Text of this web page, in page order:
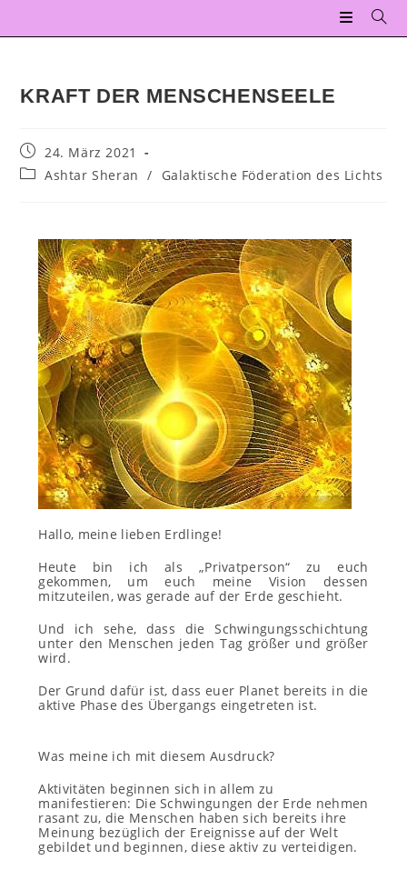
KRAFT DER MENSCHENSEELE
24. März 2021
Ashtar Sheran
/ Galaktische Föderation des Lichts
Hallo, meine lieben Erdlinge!
Heute bin ich als „Privatperson“ zu euch
gekommen, um euch meine Vision dessen
mitzuteilen, was gerade auf der Erde geschieht.
Und ich sehe, dass die Schwingungsschichtung
unter den Menschen jeden Tag größer und größer
wird.
Der Grund dafür ist, dass euer Planet bereits in die
aktive Phase des Übergangs eingetreten ist.
Was meine ich mit diesem Ausdruck?
Aktivitäten beginnen sich in allem zu
manifestieren: Die Schwingungen der Erde nehmen
rasant zu, die Menschen haben sich bereits ihre
Meinung bezüglich der Ereignisse auf der Welt
gebildet und beginnen, diese aktiv zu verteidigen.